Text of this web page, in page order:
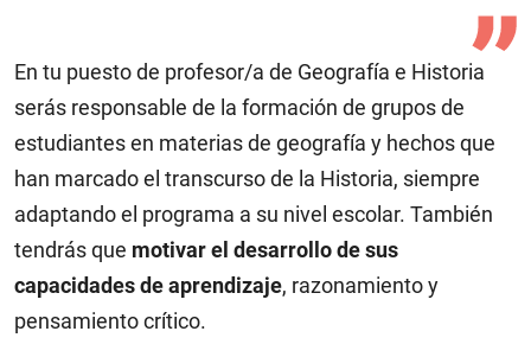
En tu puesto de profesor/a de Geografía e Historia
serás responsable de la formación de grupos de
estudiantes en materias de geografía y hechos que
han marcado el transcurso de la Historia, siempre
adaptando el programa a su nivel escolar. También
tendrás que motivar el desarrollo de sus
capacidades de aprendizaje, razonamiento y
pensamiento crítico.